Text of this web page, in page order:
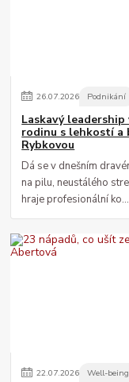
26.07.2026 Podnikání
Laskavý
rodinu s lehkostí a
Rybkovou
Dá se v dnešním
na pilu, neustálého
hraje profesionální
22.07.2026 Well-being